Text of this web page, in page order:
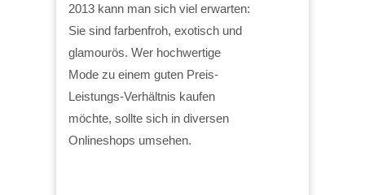
2013 kann man sich viel erwarten:
Sie sind farbenfroh, exotisch und
glamourös. Wer hochwertige
Mode zu einem guten Preis-
Leistungs-Verhältnis kaufen
möchte, sollte sich in diversen
Onlineshops umsehen.